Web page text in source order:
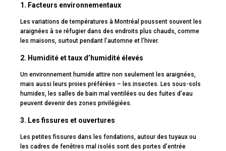
1. Facteurs environnementaux
Les variations de températures à Montréal poussent souvent les
araignées à se réfugier dans des endroits plus chauds, comme
les maisons, surtout pendant l’automne et l’hiver.
2. Humidité et taux d’humidité élevés
Un environnement humide attire non seulement les araignées,
mais aussi leurs proies préférées – les insectes. Les sous-sols
humides, les salles de bain mal ventilées ou des fuites d’eau
peuvent devenir des zones privilégiées.
3. Les fissures et ouvertures
Les petites fissures dans les fondations, autour des tuyaux ou
les cadres de fenêtres mal isolés sont des portes d’entrée